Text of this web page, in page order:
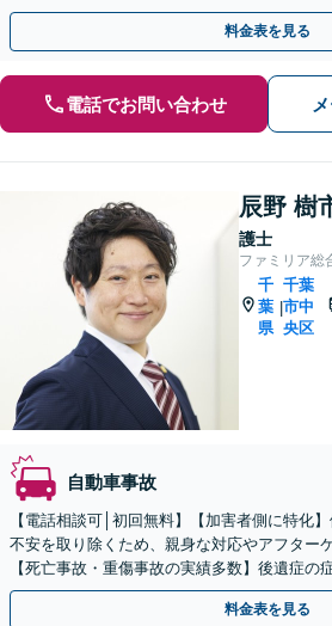
】【24時間メール予約受付】
料金表を見る
電話でお問い合わせ
辰野 樹
護士
ファミリア総
千
葉
県
|
千葉
市中
央区
自動車事故
【電話相談可│初回無料】【加害者側に特化
不安を取り除くため、親身な対応やアフター
【死亡事故・重傷事故の実績多数】後遺症の
い場合はご相談ください【夜間面談可】【バ
料金表を見る